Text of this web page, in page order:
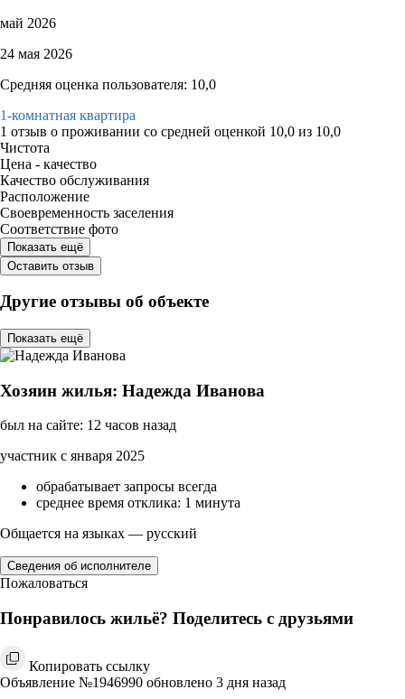
май 2026
24 мая 2026
Средняя оценка пользователя: 10,0
1-комнатная квартира
1 отзыв о проживании со средней оценкой 10,0 из 10,0
Чистота
Цена - качество
Качество обслуживания
Расположение
Своевременность заселения
Соответствие фото
Показать ещё
Оставить отзыв
Другие отзывы об объекте
Показать ещё
Хозяин жилья: Надежда Иванова
был на сайте: 12 часов назад
участник с января 2025
обрабатывает запросы всегда
среднее время отклика: 1 минута
Общается на языках — русский
Сведения об исполнителе
Пожаловаться
Понравилось жильё? Поделитесь с друзьями
Копировать ссылку
Объявление №1946990 обновлено 3 дня назад